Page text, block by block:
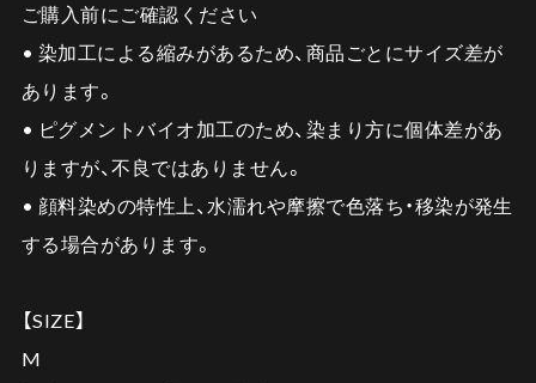
ご購入前にご確認ください
• 染加工による縮みがあるため、商品ごとにサイズ差が
あります。
• ピグメントバイオ加工のため、染まり方に個体差があ
りますが、不良ではありません。
• 顔料染めの特性上、水濡れや摩擦で色落ち・移染が発生
する場合があります。
【SIZE】
M